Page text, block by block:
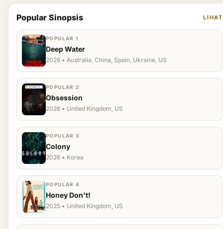
Popular Sinopsis LIHAT
POPULAR 1
Deep Water
2026 • Australia, China, Spain, Ukraine, US
POPULAR 2
Obsession
2026 • United Kingdom, US
POPULAR 3
Colony
2026 • Korea
POPULAR 4
Honey Don't!
2025 • United Kingdom, US